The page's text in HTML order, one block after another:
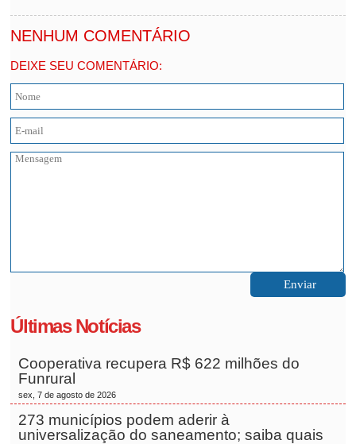
NENHUM COMENTÁRIO
DEIXE SEU COMENTÁRIO:
Últimas Notícias
Cooperativa recupera R$ 622 milhões do
Funrural
sex, 7 de agosto de 2026
273 municípios podem aderir à
universalização do saneamento; saiba quais